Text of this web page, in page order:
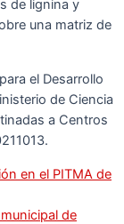
de lignina y
una matriz de
el Desarrollo
de Ciencia
a Centros
en el PITMA de
de